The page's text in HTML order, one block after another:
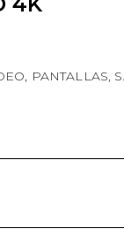
, PANTALLAS,